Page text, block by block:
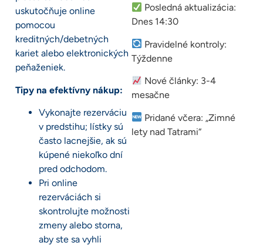
uskutočňuje online
pomocou
kreditných/debetných
kariet alebo elektronických
peňaženiek.
Tipy na efektívny nákup:
Vykonajte rezerváciu
v predstihu; lístky sú
často lacnejšie, ak sú
kúpené niekoľko dní
pred odchodom.
Pri online
rezerváciách si
skontrolujte možnosti
zmeny alebo storna,
aby ste sa vyhli
Posledná aktualizácia:
Dnes 14:30
Pravidelné kontroly:
Týždenne
Nové články: 3-4
mesačne
Pridané včera: „Zimné
lety nad Tatrami“